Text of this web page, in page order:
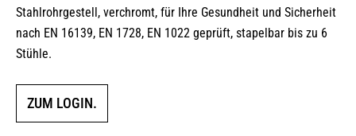
Stahlrohrgestell, verchromt, für Ihre Gesundheit und Sicherheit
nach EN 16139, EN 1728, EN 1022 geprüft, stapelbar bis zu 6
Stühle.
ZUM LOGIN.